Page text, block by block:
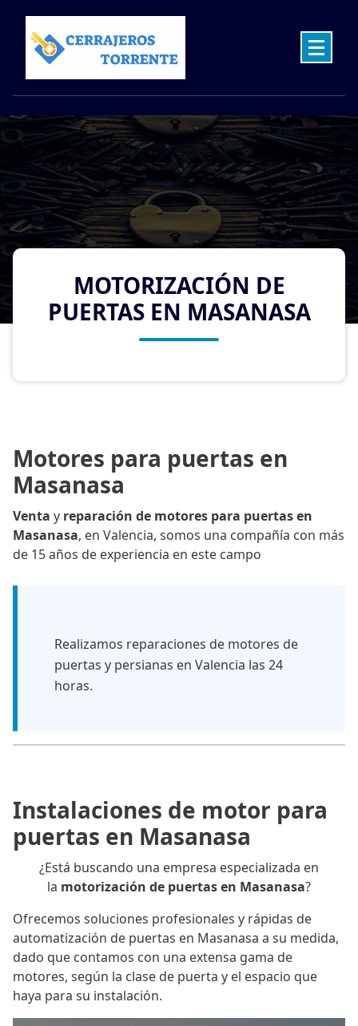
content
MOTORIZACIÓN DE
PUERTAS EN MASANASA
Motores para puertas en
Masanasa
Venta y reparación de motores para puertas en
Masanasa, en Valencia, somos una compañía con más
de 15 años de experiencia en este campo
Realizamos reparaciones de motores de
puertas y persianas en Valencia las 24
horas.
Instalaciones de motor para
puertas en Masanasa
¿Está buscando una empresa especializada en
la motorización de puertas en Masanasa?
Ofrecemos soluciones profesionales y rápidas de
automatización de puertas en Masanasa a su medida,
dado que contamos con una extensa gama de
motores, según la clase de puerta y el espacio que
haya para su instalación.